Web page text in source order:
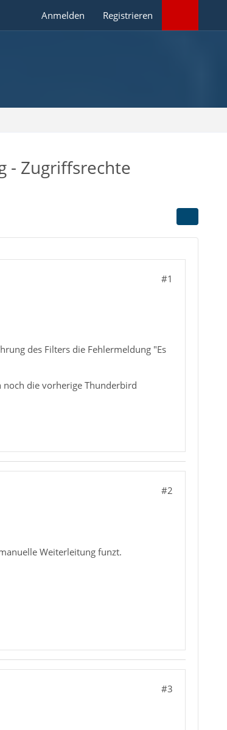
Anmelden Registrieren
- Zugriffsrechte
#1
des Filters die Fehlermeldung "Es
noch die vorherige Thunderbird
#2
Weiterleitung funzt.
#3